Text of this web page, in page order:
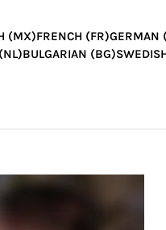
(MX)FRENCH (FR)GERMAN
BULGARIAN (BG)